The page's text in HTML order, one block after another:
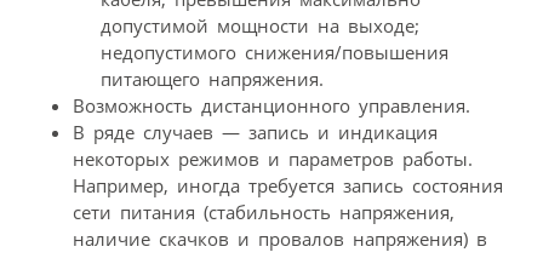
допустимой мощности на выходе;
недопустимого снижения/повышения
питающего напряжения.
Возможность дистанционного управления.
В ряде случаев — запись и индикация
некоторых режимов и параметров работы.
Например, иногда требуется запись состояния
сети питания (стабильность напряжения,
наличие скачков и провалов напряжения) в